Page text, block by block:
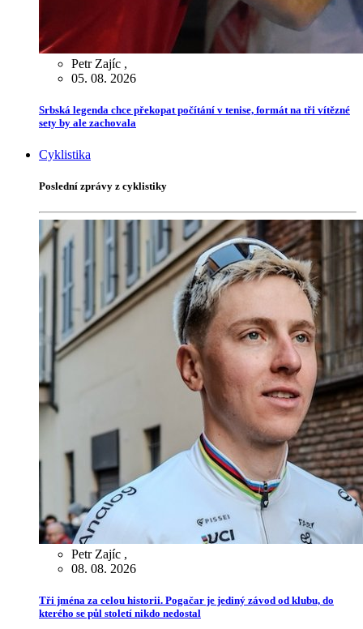
Petr Zajíc ,
05. 08. 2026
Srbská legenda chce překopat počítání v tenise, formát na tři vítězné
sety by ale zachovala
Cyklistika
Poslední zprávy z cyklistiky
Petr Zajíc ,
08. 08. 2026
Tři jména za celou historii. Pogačar je jediný závod od klubu, do
kterého se půl století nikdo nedostal